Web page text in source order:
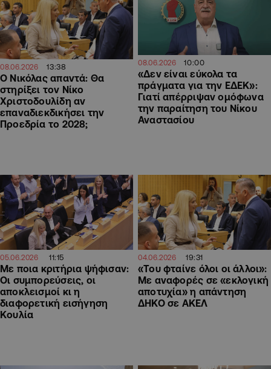
08.06.2026 13:38
Ο Νικόλας απαντά: Θα
στηρίξει τον Νίκο
Χριστοδουλίδη αν
επαναδιεκδικήσει την
Προεδρία το 2028;
08.06.2026 10:00
«Δεν είναι εύκολα τα
πράγματα για την ΕΔΕΚ»:
Γιατί απέρριψαν ομόφωνα
την παραίτηση του Νίκου
Αναστασίου
05.06.2026 11:15
Με ποια κριτήρια ψήφισαν:
Οι συμπορεύσεις, οι
αποκλεισμοί κι η
διαφορετική εισήγηση
Κουλία
04.06.2026 19:31
«Του φταίνε όλοι οι άλλοι»:
Με αναφορές σε «εκλογική
αποτυχία» η απάντηση
ΔΗΚΟ σε ΑΚΕΛ